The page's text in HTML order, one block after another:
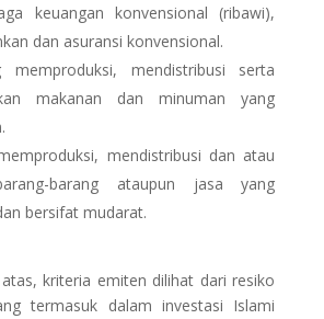
keuangan konvensional (ribawi),
dan asuransi konvensional.
memproduksi, mendistribusi serta
makanan dan minuman yang
mendistribusi dan atau
barang ataupun jasa yang
bersifat mudarat.
kriteria emiten dilihat dari resiko
termasuk dalam investasi Islami